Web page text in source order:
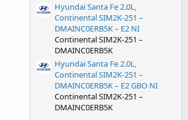
Hyundai Santa Fe 2.0L,
Continental SIM2K-251 –
DMAINC0ERB5K – E2 NI
Continental SIM2K-251 –
DMAINC0ERB5K
Hyundai Santa Fe 2.0L,
Continental SIM2K-251 –
DMAINC0ERB5K – E2 GBO NI
Continental SIM2K-251 –
DMAINC0ERB5K